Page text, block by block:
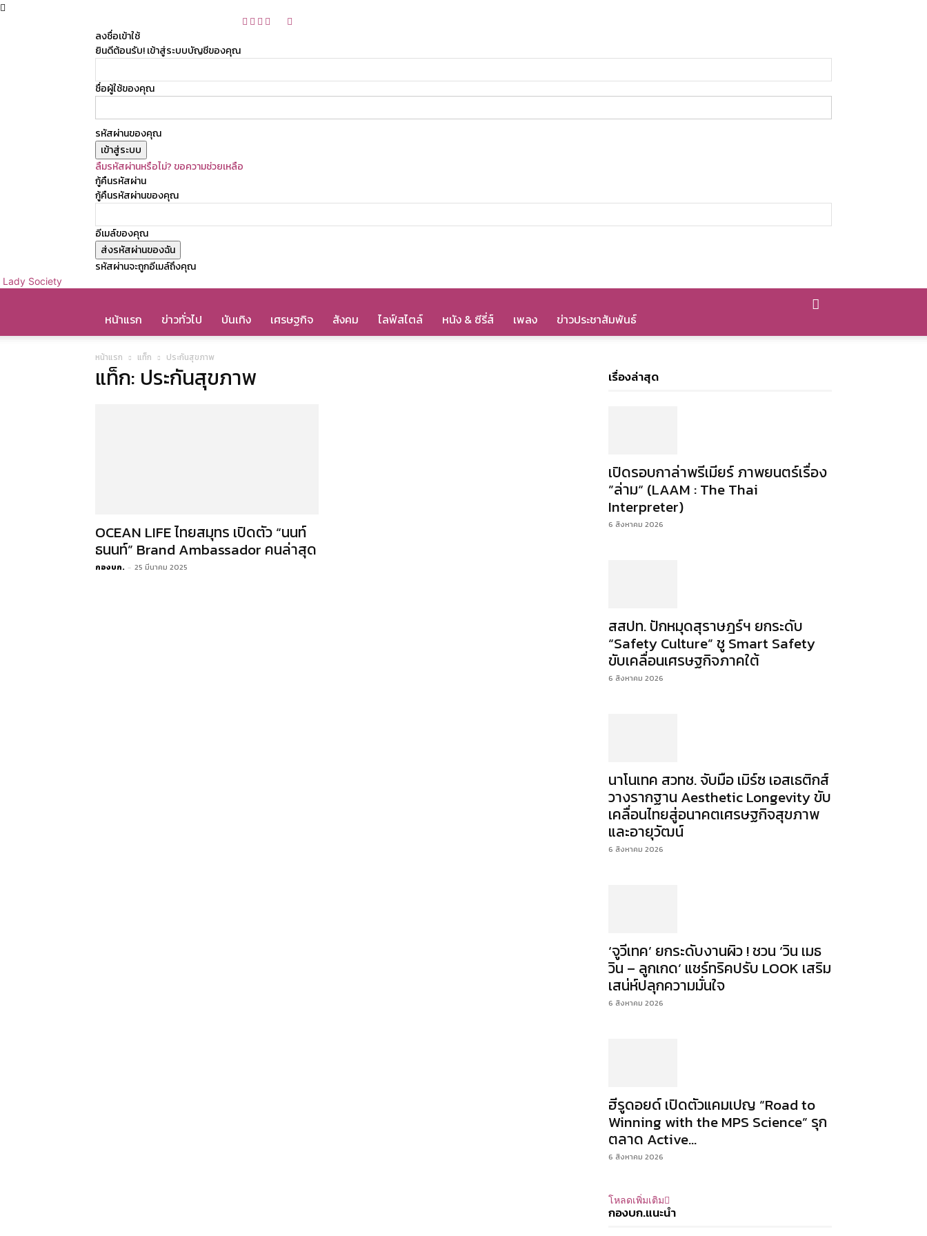
ลงชื่อเข้าใช้
ยินดีต้อนรับ! เข้าสู่ระบบบัญชีของคุณ
ชื่อผู้ใช้ของคุณ
รหัสผ่านของคุณ
ลืมรหัสผ่านหรือไม่? ขอความช่วยเหลือ
กู้คืนรหัสผ่าน
กู้คืนรหัสผ่านของคุณ
อีเมล์ของคุณ
รหัสผ่านจะถูกอีเมล์ถึงคุณ
Lady Society
หน้าแรก ข่าวทั่วไป บันเทิง เศรษฐกิจ สังคม ไลฟ์สไตล์ หนัง & ซีรี่ส์ เพลง ข่าวประชาสัมพันธ์
หน้าแรก แท็ก ประกันสุขภาพ
แท็ก: ประกันสุขภาพ
OCEAN LIFE ไทยสมุทร เปิดตัว “นนท์
ธนนท์” Brand Ambassador คนล่าสุด
กองบก. - 25 มีนาคม 2025
เรื่องล่าสุด
เปิดรอบกาล่าพรีเมียร์ ภาพยนตร์เรื่อง
”ล่าม“ (LAAM : The Thai
Interpreter)
6 สิงหาคม 2026
สสปท. ปักหมุดสุราษฎร์ฯ ยกระดับ
“Safety Culture” ชู Smart Safety
ขับเคลื่อนเศรษฐกิจภาคใต้
6 สิงหาคม 2026
นาโนเทค สวทช. จับมือ เมิร์ซ เอสเธติกส์
วางรากฐาน Aesthetic Longevity ขับ
เคลื่อนไทยสู่อนาคตเศรษฐกิจสุขภาพ
และอายุวัฒน์
6 สิงหาคม 2026
‘จูวีเทค’ ยกระดับงานผิว ! ชวน ‘วิน เมธ
วิน – ลูกเกด’ แชร์ทริคปรับ LOOK เสริม
เสน่ห์ปลุกความมั่นใจ
6 สิงหาคม 2026
ฮีรูดอยด์ เปิดตัวแคมเปญ “Road to
Winning with the MPS Science” รุก
ตลาด Active...
6 สิงหาคม 2026
โหลดเพิ่มเติม
กองบก.แนะนำ